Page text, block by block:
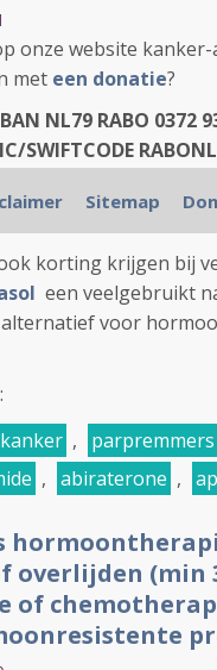
onze website
met een donatie?
NL79 RABO 0372
SWIFTCODE
korting krijgen bij
korting krijgen bij
een veelgebruikt
voor
, parpremmers
, abiraterone ,
overlijden (min
of
Sitemap